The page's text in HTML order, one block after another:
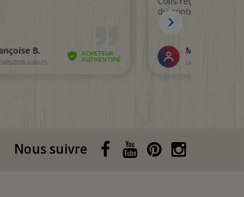
Nous suivre